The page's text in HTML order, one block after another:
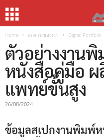
Home ผลงานของเรา Digital Portfolio
ตัวอย่างงาน
หนังสือคู่มือ
แพทย์ขั้นสูง
26/08/2024
ข้อมูลสเปกงานพิมพ์